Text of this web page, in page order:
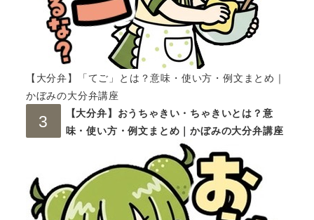
【大分弁】「てご」とは？意味・使い方・例文まとめ｜
かぼみの大分弁講座
【大分弁】おうちゃきい・ちゃきいとは？意
味・使い方・例文まとめ｜かぼみの大分弁講座